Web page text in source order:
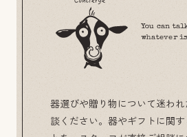
You can
whatever
器選びや贈り物について迷われ
談ください。器やギフトに関